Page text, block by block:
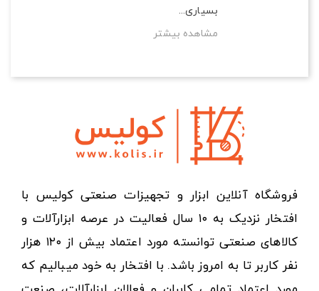
بسیاری...
مشاهده بیشتر
فروشگاه آنلاین ابزار و تجهیزات صنعتی کولیس با
افتخار نزدیک به ۱۰ سال فعالیت در عرصه ابزارآلات و
کالاهای صنعتی توانسته مورد اعتماد بیش از ۱۲۰ هزار
نفر کاربر تا به امروز باشد. با افتخار به خود میبالیم که